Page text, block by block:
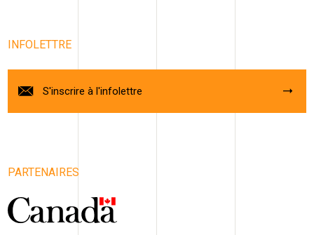
INFOLETTRE
S'inscrire à l'infolettre
PARTENAIRES